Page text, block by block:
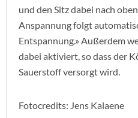
und den Sitz dabei nach
Anspannung folgt
Entspannung.» Außerdem
dabei aktiviert, so dass der
Sauerstoff versorgt wird.
Fotocredits: Jens Kalaene